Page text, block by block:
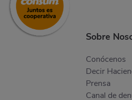
Sobre
Conócenos
Decir
Prensa
Canal de